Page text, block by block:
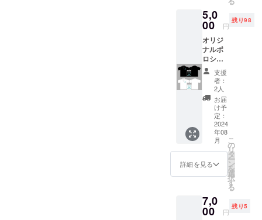
しまし
た。 ・
展開はS
～３Lま
でをご
用意い
たしま
した。
・画像
はイ
メージ
です。T
シャツ
のリ
ターン
になり
月末日
まで ・
受講方
法：
WILLBE
店舗に
て実施
ボブス
レー元
日本代
表、元
オリン
ピック
強化指
定選手
である
日下に
レーニ
ング！
5,0
00 円
残り98
オリジ
ナルポ
ロシャ
ツ ・ホ
ワイト
とブ
ラック
の2色か
らお選
びいた
だけま
す。 ・
サイズ
はS～３
Lまでご
ます。
支援
者：
2人
お届
け予
定：
2024
年08
月
詳細を見る
こ
の
リ
タ
ー
ン
を
選
択
す
る
7,0
00 円
残り5